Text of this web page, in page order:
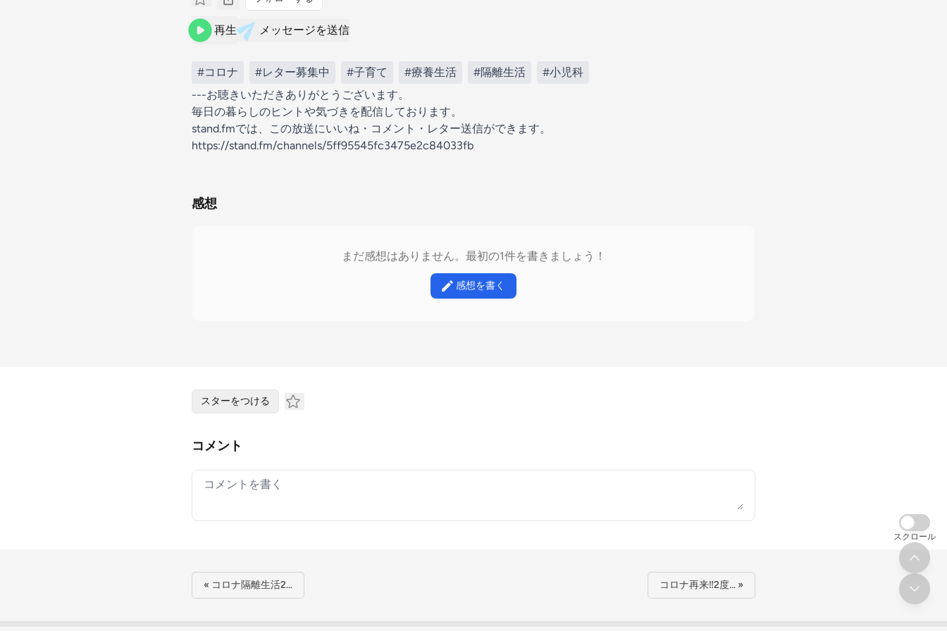
再生 メッセージを送信
#コロナ #レター募集中 #子育て #療養生活 #隔離生活
#小児科
---お聴きいただきありがとうございます。
毎日の暮らしのヒントや気づきを配信しております。
stand.fmでは、この放送にいいね・コメント・レター送信ができます。
https://stand.fm/channels/5ff95545fc3475e2c84033fb
感想
まだ感想はありません。最初の1件を書きましょう！
感想を書く
スターをつける
コメント
Your comment
« コロナ隔離生活2… コロナ再来‼️2度… »
スクロール